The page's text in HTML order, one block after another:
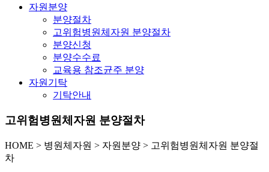
자원분양
분양절차
고위험병원체자원 분양절차
분양신청
분양수수료
교육용 참조균주 분양
자원기탁
기탁안내
고위험병원체자원 분양절차
HOME > 병원체자원 > 자원분양 > 고위험병원체자원 분양절
차